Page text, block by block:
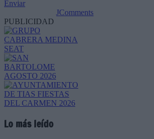
Enviar
JComments
PUBLICIDAD
Lo más leído